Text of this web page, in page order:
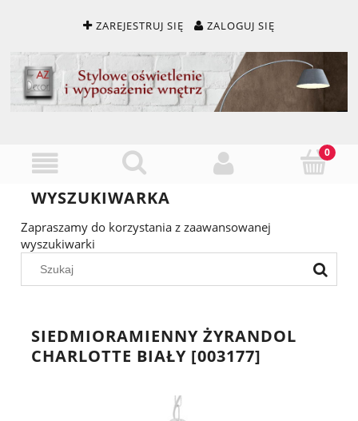
ZAREJESTRUJ SIĘ ZALOGUJ SIĘ
WYSZUKIWARKA
Zapraszamy do korzystania z zaawansowanej
wyszukiwarki
SIEDMIORAMIENNY ŻYRANDOL
CHARLOTTE BIAŁY [003177]